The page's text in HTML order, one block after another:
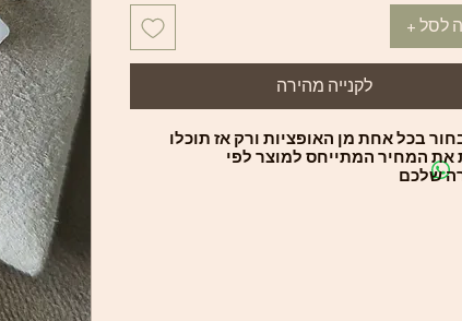
לסל +
לקנייה מהירה
בכל אחת מן האופציות ורק אז תוכלו
את המחיר המתייחס למוצר לפי
שלכם